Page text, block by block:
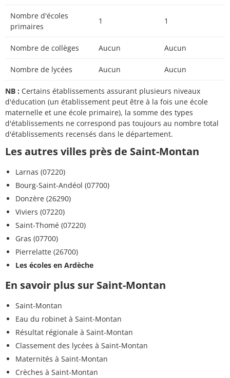
Nombre d'écoles
primaires
1 1
Nombre de collèges Aucun Aucun
Nombre de lycées Aucun Aucun
NB : Certains établissements assurant plusieurs niveaux
d'éducation (un établissement peut être à la fois une école
maternelle et une école primaire), la somme des types
d'établissements ne correspond pas toujours au nombre total
d'établissements recensés dans le département.
Les autres villes près de Saint-Montan
Larnas (07220)
Bourg-Saint-Andéol (07700)
Donzère (26290)
Viviers (07220)
Saint-Thomé (07220)
Gras (07700)
Pierrelatte (26700)
Les écoles en Ardèche
En savoir plus sur Saint-Montan
Saint-Montan
Eau du robinet à Saint-Montan
Résultat régionale à Saint-Montan
Classement des lycées à Saint-Montan
Maternités à Saint-Montan
Crèches à Saint-Montan